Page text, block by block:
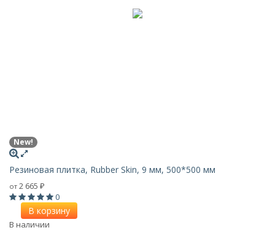
New!
Резиновая плитка, Rubber Skin, 9 мм, 500*500 мм
от 2 665 ₽
0
В корзину
В наличии